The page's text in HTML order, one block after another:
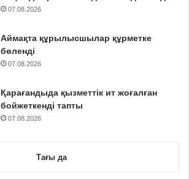
07.08.2026
Аймақта құрылысшылар құрметке
бөленді
07.08.2026
Қарағандыда қызметтік ит жоғалған
бойжеткенді тапты
07.08.2026
Тағы да